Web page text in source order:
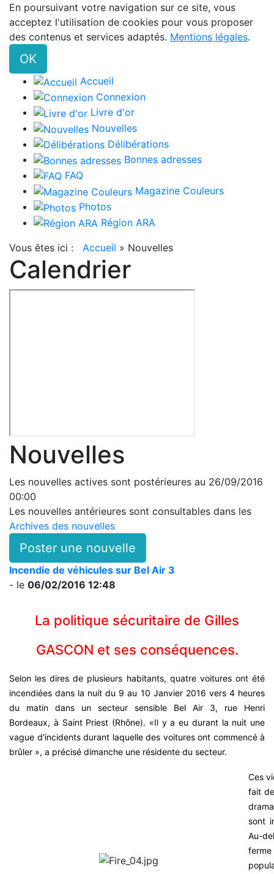
En poursuivant votre navigation sur ce site, vous
acceptez l'utilisation de cookies pour vous proposer
des contenus et services adaptés. Mentions légales.
OK
Accueil
Connexion
Livre d'or
Nouvelles
Délibérations
Bonnes adresses
FAQ
Magazine Couleurs
Photos
Région ARA
Vous êtes ici : Accueil » Nouvelles
Calendrier
Nouvelles
Les nouvelles actives sont postérieures au 26/09/2016
00:00
Les nouvelles antérieures sont consultables dans les
Archives des nouvelles
Poster une nouvelle
Incendie de véhicules sur Bel Air 3
- le 06/02/2016 12:48
La politique sécuritaire de Gilles
GASCON et ses conséquences.
Selon les dires de plusieurs habitants, quatre voitures ont été
incendiées dans la nuit du 9 au 10 Janvier 2016 vers 4 heures
du matin dans un secteur sensible Bel Air 3, rue Henri
Bordeaux, à Saint Priest (Rhône). «Il y a eu durant la nuit une
vague d'incidents durant laquelle des voitures ont commencé à
brûler », a précisé dimanche une résidente du secteur.
Ces
fait
sont
Au-